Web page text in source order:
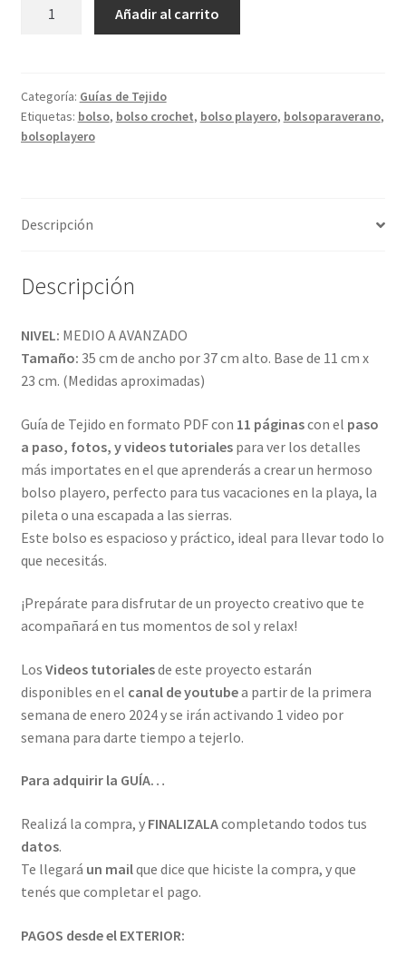
cantidad
Añadir al carrito
Categoría: Guías de Tejido
Etiquetas: bolso, bolso crochet, bolso playero, bolsoparaverano,
bolsoplayero
Descripción
Descripción
NIVEL: MEDIO A AVANZADO
Tamaño: 35 cm de ancho por 37 cm alto. Base de 11 cm x
23 cm. (Medidas aproximadas)
Guía de Tejido en formato PDF con 11 páginascon el paso
a paso, fotos, y videos tutorialespara ver los detalles
más importates en el que aprenderás a crear un hermoso
bolso playero, perfecto para tus vacaciones en la playa, la
pileta o una escapada a las sierras.
Este bolso es espacioso y práctico, ideal para llevar todo lo
que necesitás.
¡Prepárate para disfrutar de un proyecto creativo que te
acompañará en tus momentos de sol y relax!
Los Videos tutorialesde este proyecto estarán
disponibles en el canal de youtubea partir de la primera
semana de enero 2024 y se irán activando 1 video por
semana para darte tiempo a tejerlo.
Para adquirir la GUÍA…
Realizá la compra, y FINALIZALAcompletando todos tus
datos.
Te llegará un mailque dice que hiciste la compra, y que
tenés que completar el pago.
PAGOS desde el EXTERIOR: